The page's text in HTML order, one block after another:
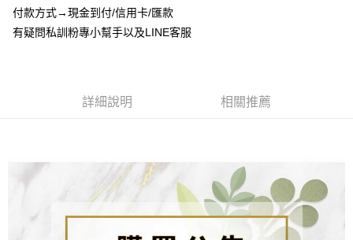
2.付款方式選擇「大哥付你分期」，訂單成立後會自動跳轉到大哥付的交易
流程，驗證手機門號後，選擇欲分期的期數、繳款截止日，確認付款後即完
成交易。
【繳款方式說明】
帳／街口支付／iPASS MONEY」等通路繳費。
1.本服務係由「台灣大哥大股份有限公司」（以下簡稱本公司）所提供，讓
用戶於交易時，得透過本服務購買商品或服務，並由商店將買賣／分期付款
買賣價金債權讓與本公司後，依約使用本公司帳單繳交帳款。
相關說明
【關於「AFTEE先享後付」】
３．安心：先確認商品／服務後，再付款。
２．訂單成立數日內，您將收到繳費通知簡訊。
３．收到繳費通知簡訊後14天內，點擊此簡訊中的連結，可透過四大超商／
ATM／網路銀行／等多元方式進行付款，方視為交易完成。
※ 請注意：結帳手續完成當下不需立刻繳費，但若您需要取消訂單，請聯絡
購買商品的店家。未經商家同意取消之訂單仍視為有效，需透過AFTEE先享
ATM付款
7-11取貨付款
每筆NT$80，滿NT$1,500(含以上)免運費
付款方式→現金到付/信用卡/匯款
有疑問私訓粉專小幫手以及LINE客服
詳細說明 相關推薦